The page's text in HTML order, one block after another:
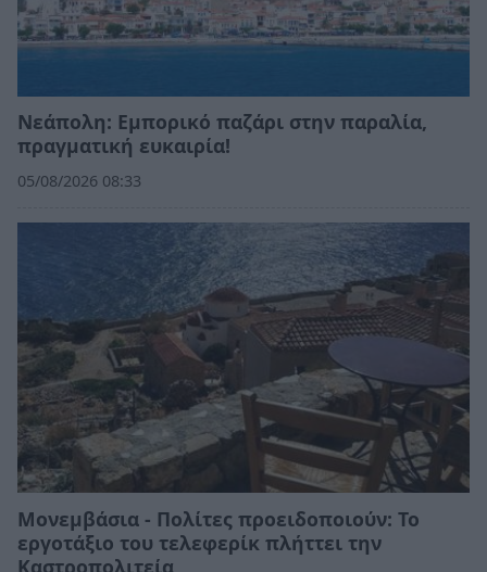
Νεάπολη: Εμπορικό παζάρι στην παραλία,
πραγματική ευκαιρία!
05/08/2026 08:33
Μονεμβάσια - Πολίτες προειδοποιούν: Το
εργοτάξιο του τελεφερίκ πλήττει την